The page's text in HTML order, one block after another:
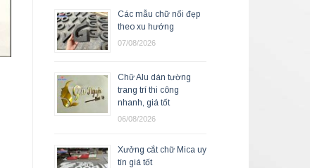
Các mẫu chữ nổi đẹp
theo xu hướng
07/08/2026
Chữ Alu dán tường
trang trí thi công
nhanh, giá tốt
06/08/2026
Xưởng cắt chữ Mica uy
tín giá tốt